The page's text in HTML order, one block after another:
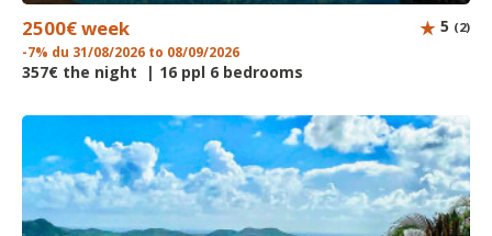
2500€ week
-7% du 31/08/2026 to 08/09/2026
357€ the night | 16 ppl 6 bedrooms
5 (2)